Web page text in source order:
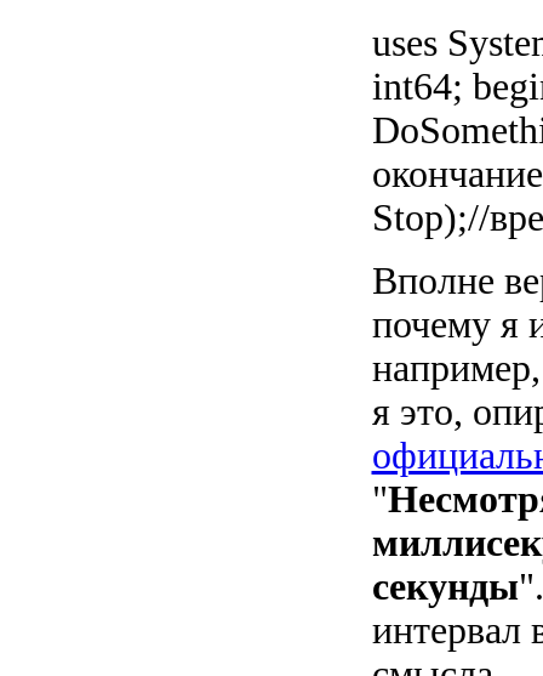
uses
int64;
Stop);//
Вполне
почему я
я это,
"
секунды
интервал